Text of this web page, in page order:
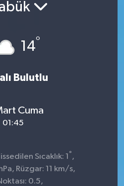
14°
Bulutlu
Cuma
01:45
Sıcaklık: 1 ° ,
Rüzgar: 11 km/s,
0.5,